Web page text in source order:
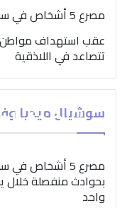
مصرع 5 أشخاص في سوريا بحوادث منفصلة خلال يوم واحد
عقب استهداف مواطن
تتصاعد في اللاذقية
سوشيال ميديا
بمناسبة
“الصحة
ضرورة
لمواجهة
مصرع 5 أشخاص في
بحوادث منفصلة خلال
واحد